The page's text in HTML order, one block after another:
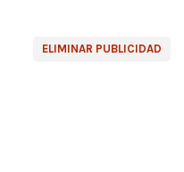
ELIMINAR PUBLICIDAD